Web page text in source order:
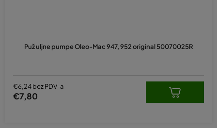
Puž uljne pumpe Oleo-Mac 947, 952 original 50070025R
€6,24 bez PDV-a
€7,80